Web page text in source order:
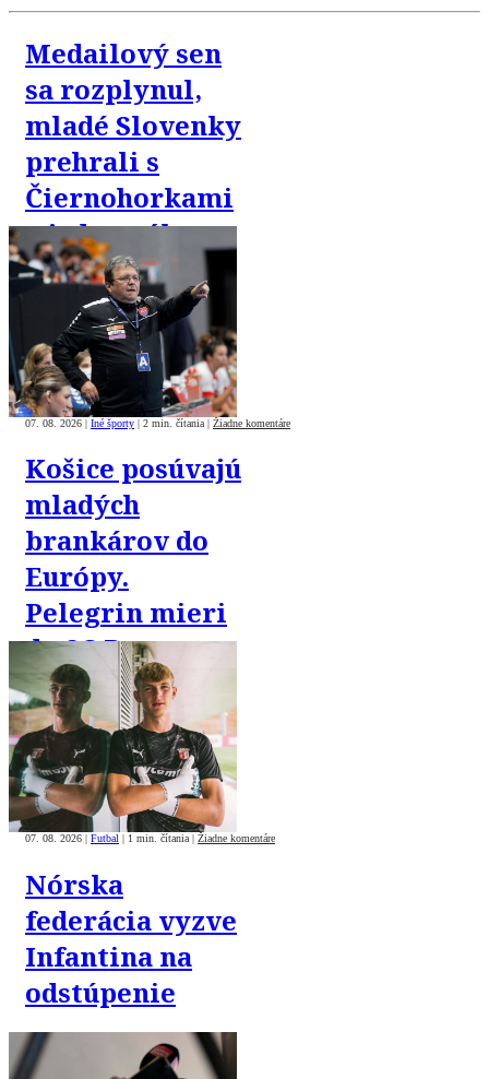
Medailový sen
sa rozplynul,
mladé Slovenky
prehrali s
Čiernohorkami
o jeden gól
07. 08. 2026 | Iné športy | 2 min. čítania | Žiadne komentáre
Košice posúvajú
mladých
brankárov do
Európy.
Pelegrin mieri
do SC Braga
07. 08. 2026 Futbal 1 min. čítania Žiadne komentáre
Nórska
federácia vyzve
Infantina na
odstúpenie